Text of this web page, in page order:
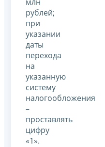
рублей;
при
указании
даты
перехода
на
указанную
систему
налогообложения
–
проставлять
цифру
«1».